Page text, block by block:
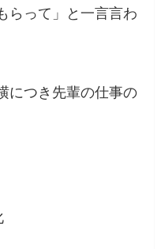
らって」と一言言わ
につき先輩の仕事の